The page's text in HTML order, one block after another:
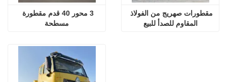
مسطحة
المقاوم للصدأ للبيع